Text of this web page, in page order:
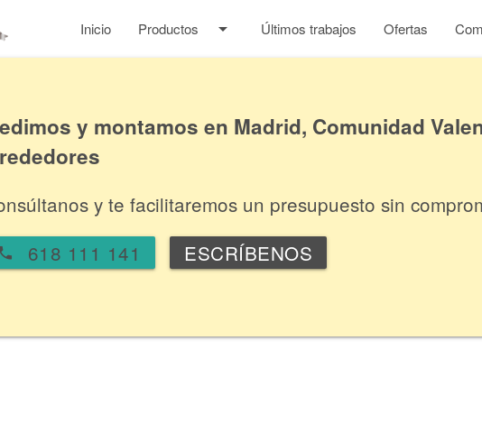
Inicio Productos arrow_drop_down Últimos trabajos Ofertas
y montamos en Madrid, Comunidad
y te facilitaremos un presupuesto sin
618 111 141 ESCRÍBENOS